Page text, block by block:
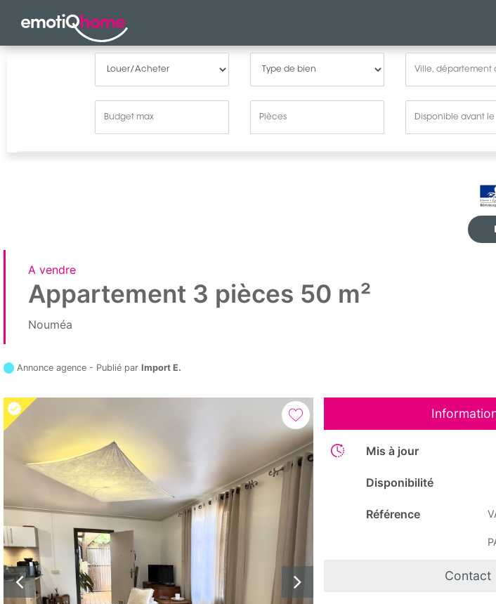
A vendre
Appartement 3 pièces 50 m²
Nouméa
Annonce agence - Publié parImport E.
Mis à jour
Disponibilité
Référence
Contact